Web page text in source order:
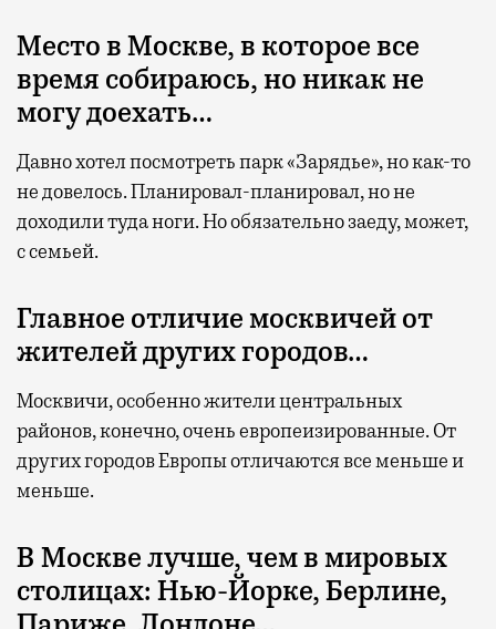
Место в Москве, в которое все
время собираюсь, но никак не
могу доехать…
Давно хотел посмотреть парк «Зарядье», но как-то
не довелось. Планировал-планировал, но не
доходили туда ноги. Но обязательно заеду, может,
с семьей.
Главное отличие москвичей от
жителей других городов…
Москвичи, особенно жители центральных
районов, конечно, очень европеизированные. От
других городов Европы отличаются все меньше и
меньше.
В Москве лучше, чем в мировых
столицах: Нью-Йорке, Берлине,